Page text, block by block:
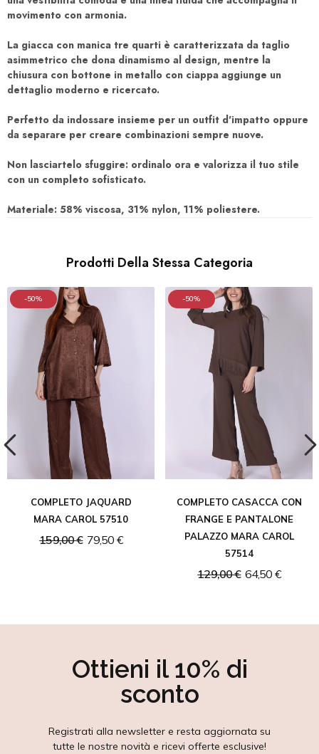
movimento con armonia.
La giacca con manica tre quarti è caratterizzata da taglio
asimmetrico che dona dinamismo al design, mentre la
chiusura con bottone in metallo con ciappa aggiunge un
dettaglio moderno e ricercato.
Perfetto da indossare insieme per un outfit d'impatto oppure
da separare per creare combinazioni sempre nuove.
Non lasciartelo sfuggire: ordinalo ora e valorizza il tuo stile
con un completo sofisticato.
Materiale: 58% viscosa, 31% nylon, 11% poliestere.
Prodotti Della Stessa Categoria
-50%
COMPLETO JAQUARD
MARA CAROL 57510
159,00 € 79,50 €
-50%
COMPLETO CASACCA CON
FRANGE E PANTALONE
PALAZZO MARA CAROL
57514
129,00 € 64,50 €
Ottieni il 10% di
sconto
Registrati alla newsletter e resta aggiornata su
tutte le nostre novità e ricevi offerte esclusive!